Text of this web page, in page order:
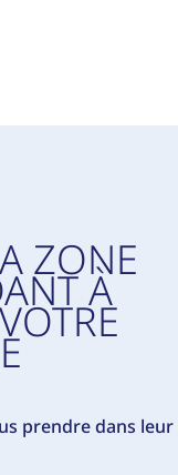
ZONE
À
prendre dans leur